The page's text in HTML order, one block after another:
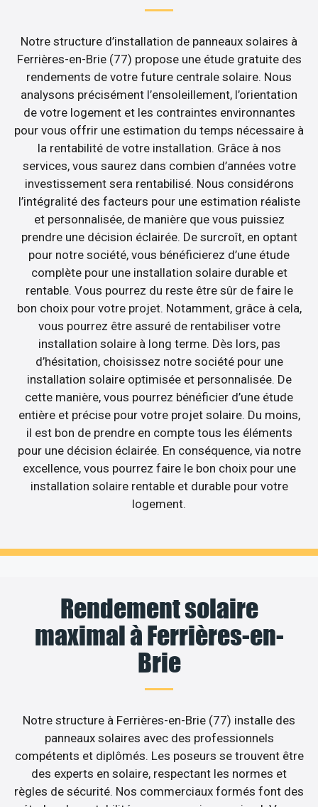
Notre structure d’installation de panneaux solaires à
Ferrières-en-Brie (77) propose une étude gratuite des
rendements de votre future centrale solaire. Nous
analysons précisément l’ensoleillement, l’orientation
de votre logement et les contraintes environnantes
pour vous offrir une estimation du temps nécessaire à
la rentabilité de votre installation. Grâce à nos
services, vous saurez dans combien d’années votre
investissement sera rentabilisé. Nous considérons
l’intégralité des facteurs pour une estimation réaliste
et personnalisée, de manière que vous puissiez
prendre une décision éclairée. De surcroît, en optant
pour notre société, vous bénéficierez d’une étude
complète pour une installation solaire durable et
rentable. Vous pourrez du reste être sûr de faire le
bon choix pour votre projet. Notamment, grâce à cela,
vous pourrez être assuré de rentabiliser votre
installation solaire à long terme. Dès lors, pas
d’hésitation, choisissez notre société pour une
installation solaire optimisée et personnalisée. De
cette manière, vous pourrez bénéficier d’une étude
entière et précise pour votre projet solaire. Du moins,
il est bon de prendre en compte tous les éléments
pour une décision éclairée. En conséquence, via notre
excellence, vous pourrez faire le bon choix pour une
installation solaire rentable et durable pour votre
logement.
Rendement solaire
maximal à Ferrières-en-
Brie
Notre structure à Ferrières-en-Brie (77) installe des
panneaux solaires avec des professionnels
compétents et diplômés. Les poseurs se trouvent être
des experts en solaire, respectant les normes et
règles de sécurité. Nos commerciaux formés font des